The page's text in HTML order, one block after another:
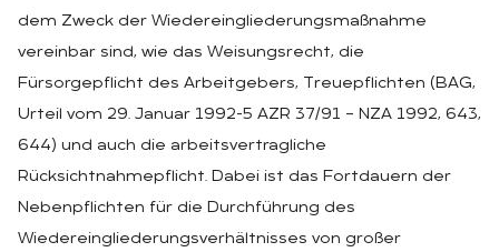
dem Zweck der Wiedereingliederungsmaßnahme
vereinbar sind, wie das Weisungsrecht, die
Fürsorgepflicht des Arbeitgebers, Treuepflichten (BAG,
Urteil vom 29. Januar 1992-5 AZR 37/91 – NZA 1992, 643,
644) und auch die arbeitsvertragliche
Rücksichtnahmepflicht. Dabei ist das Fortdauern der
Nebenpflichten für die Durchführung des
Wiedereingliederungsverhältnisses von großer